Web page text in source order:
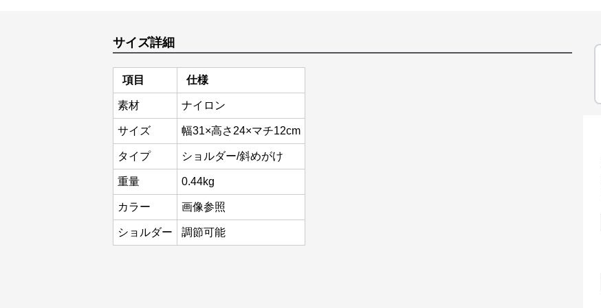
サイズ詳細
項目 仕様
素材 ナイロン
サイズ 幅31×高さ24×マチ12cm
タイプ ショルダー/斜めがけ
重量 0.44kg
カラー 画像参照
ショルダー 調節可能